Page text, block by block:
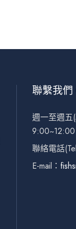
聯繫我們
週一至週五
聯絡電話
E-mail：